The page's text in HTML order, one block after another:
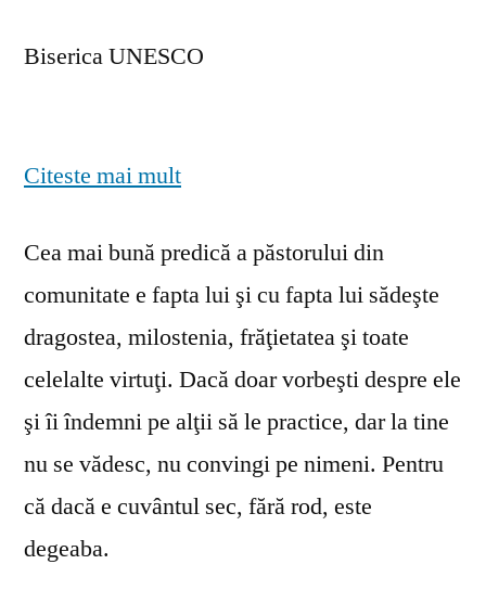
Biserica UNESCO
Citeste mai mult
Cea mai bună predică a păstorului din
comunitate e fapta lui şi cu fapta lui sădeşte
dragostea, milostenia, frăţietatea şi toate
celelalte virtuţi. Dacă doar vorbeşti despre ele
şi îi îndemni pe alţii să le practice, dar la tine
nu se vă­desc, nu convingi pe nimeni. Pentru
că dacă e cuvântul sec, fără rod, este
degeaba.